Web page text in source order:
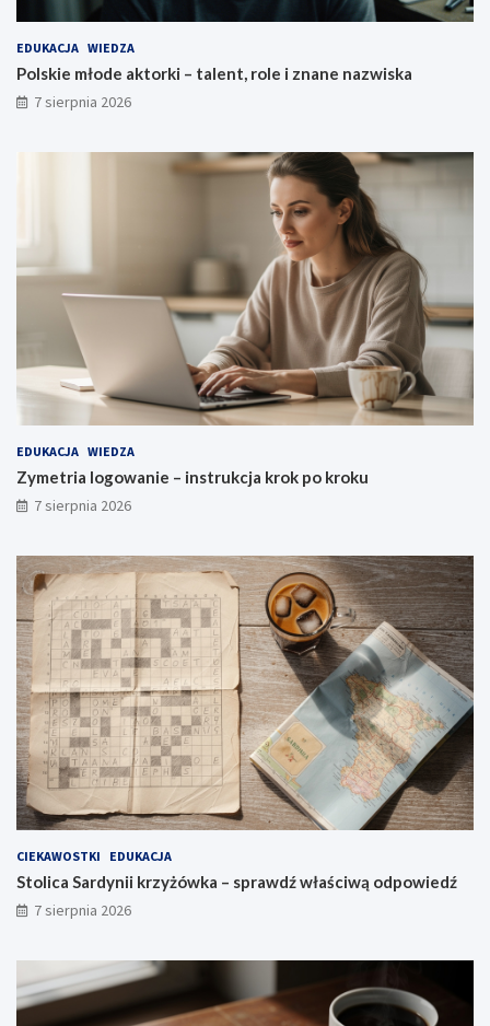
EDUKACJA WIEDZA
Polskie młode aktorki – talent, role i znane nazwiska
7 sierpnia 2026
EDUKACJA WIEDZA
Zymetria logowanie – instrukcja krok po kroku
7 sierpnia 2026
CIEKAWOSTKI EDUKACJA
Stolica Sardynii krzyżówka – sprawdź właściwą odpowiedź
7 sierpnia 2026